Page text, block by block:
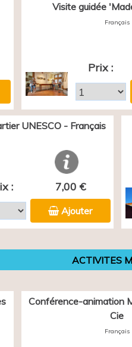
Visite guidée
Français
Prix :
UNESCO - Français
: 7,00 €
Ajouter
ACTIVITES
Conférence-animation
Cie
Français